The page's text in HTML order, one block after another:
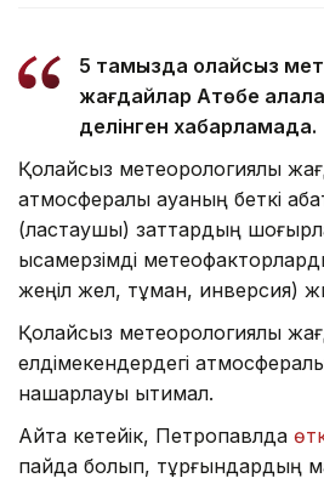
5 тамызда қолайсыз
жағдайлар Ақтөбе
делінген хабарламада.
Қолайсыз метеорологиялық
атмосфералық ауаның беткі
(ластаушы) заттардың
қысқамерзімді
жеңіл жел, тұман, инверсия)
Қолайсыз метеорологиялық
елдімекендердегі
нашарлауы ықтимал.
Айта кетейік, Петропавлда
пайда болып, тұрғындардың